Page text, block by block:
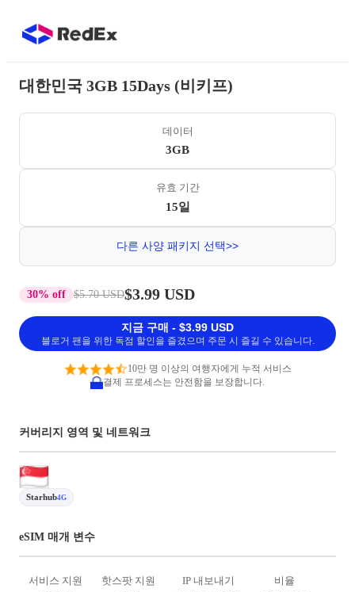
대한민국 3GB 15Days (비키프)
데이터
3GB
유효 기간
15일
다른 사양 패키지 선택>>
30% off $5.70 USD$3.99 USD
지금 구매 - $3.99 USD
블로거 팬을 위한 독점 할인을 즐겼으며 주문 시 즐길 수 있습니다.
10만 명 이상의 여행자에게 누적 서비스
결제 프로세스는 안전함을 보장합니다.
커버리지 영역 및 네트워크
Starhub4G
eSIM 매개 변수
서비스 지원
핫스팟 지원
IP 내보내기
비율